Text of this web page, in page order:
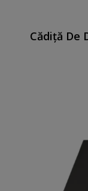
Cădiță De